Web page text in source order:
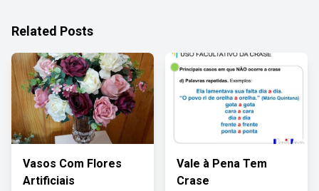
Related Posts
Vasos Com Flores
Artificiais
Vale à Pena Tem
Crase